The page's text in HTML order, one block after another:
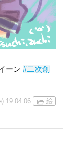
ーン #二次創
19:04:06 絵